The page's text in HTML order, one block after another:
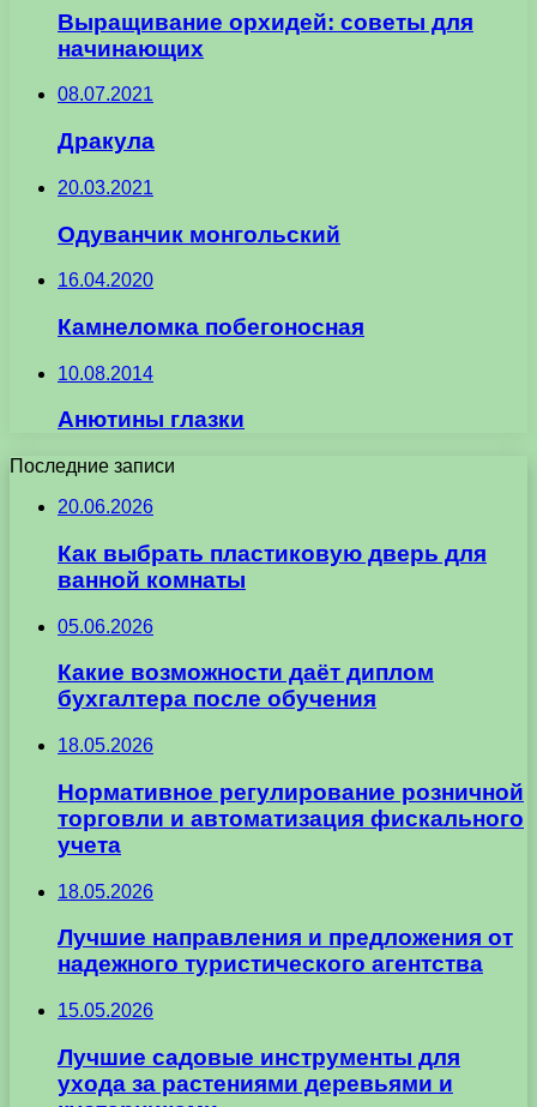
Выращивание орхидей: советы для
начинающих
08.07.2021
Дракула
20.03.2021
Одуванчик монгольский
16.04.2020
Камнеломка побегоносная
10.08.2014
Анютины глазки
Последние записи
20.06.2026
Как выбрать пластиковую дверь для
ванной комнаты
05.06.2026
Какие возможности даёт диплом
бухгалтера после обучения
18.05.2026
Нормативное регулирование розничной
торговли и автоматизация фискального
учета
18.05.2026
Лучшие направления и предложения от
надежного туристического агентства
15.05.2026
Лучшие садовые инструменты для
ухода за растениями деревьями и